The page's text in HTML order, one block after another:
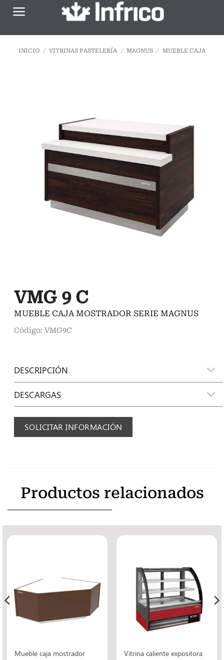
Saltar
INICIO / VITRINAS PASTELERÍA / MAGNUS / MUEBLE CAJA
VMG 9 C
MUEBLE CAJA MOSTRADOR SERIE MAGNUS
Código: VMG9C
DESCRIPCIÓN
DESCARGAS
SOLICITAR INFORMACIÓN
Productos relacionados
Mueble caja mostrador
Vitrina caliente expositora